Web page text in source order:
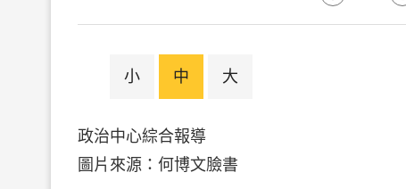
小 中 大
政治中心綜合報導
圖片來源：何博文臉書